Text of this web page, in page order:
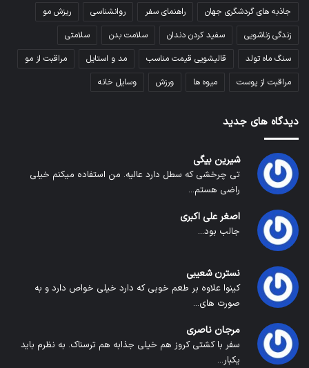
جاذبه های گردشگری جهان
راهنمای سفر روانشناسی
ریزش مو
زندگی زناشویی
سفید کردن دندان سلامت بدن
سلامتی
سنگ ماه تولد
قالیشویی قیمت مناسب مد و استایل
مراقبت از مو
مراقبت از پوست
میوه ها ورزش وسایل خانه
دیدگاه های جدید
شیرین بیگی
تی چرخشی که سطل دارد عالیه. من استفاده میکنم خیلی
راضی هستم...
اصغر علی اکبری
جالب بود...
نسترن شعیبی
کینوا علاوه بر طعم خوبی که دارد خیلی خواص دارد و به
صورت های...
مرجان ناصری
سفر با کشتی کروز هم خیلی جذابه هم ترسناک. به نظرم باید
یکبار...